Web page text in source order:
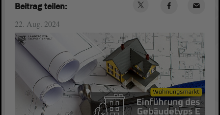
22. Aug. 2024
Beitrag teilen: